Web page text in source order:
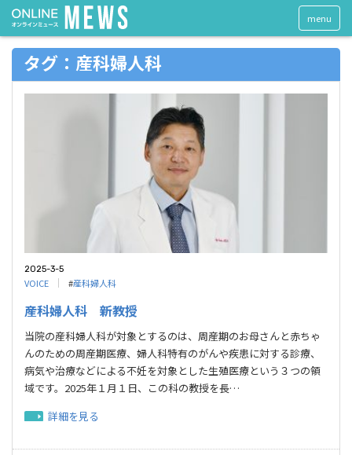
menu
タグ：産科婦人科
2025-3-5
VOICE #産科婦人科
産科婦人科 新教授
当院の産科婦人科が対象とするのは、周産期のお母さんと赤ちゃ
んのための周産期医療、婦人科特有のがんや疾患に対する診療、
病気や治療などによる不妊を対象とした生殖医療という３つの領
域です。2025年１月１日、この科の教授を長…
詳細を見る